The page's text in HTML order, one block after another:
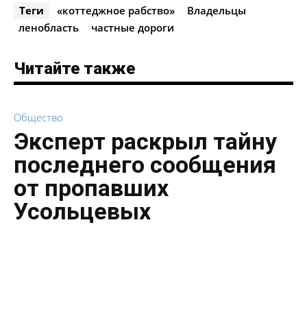
Теги «коттеджное рабство»
Владельцы
ленобласть
частные дороги
Читайте также
Общество
Эксперт раскрыл тайну
последнего сообщения
от пропавших
Усольцевых